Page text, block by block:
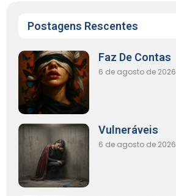
Postagens Rescentes
Faz De Contas
6 de agosto de 2026
Vulneráveis
6 de agosto de 2026